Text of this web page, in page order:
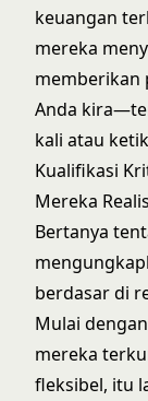
keuangan
mereka
memberikan
Anda
kali atau
Kualifikasi
Mereka
Bertanya
berdasar di
Mulai
mereka
fleksibel, itu